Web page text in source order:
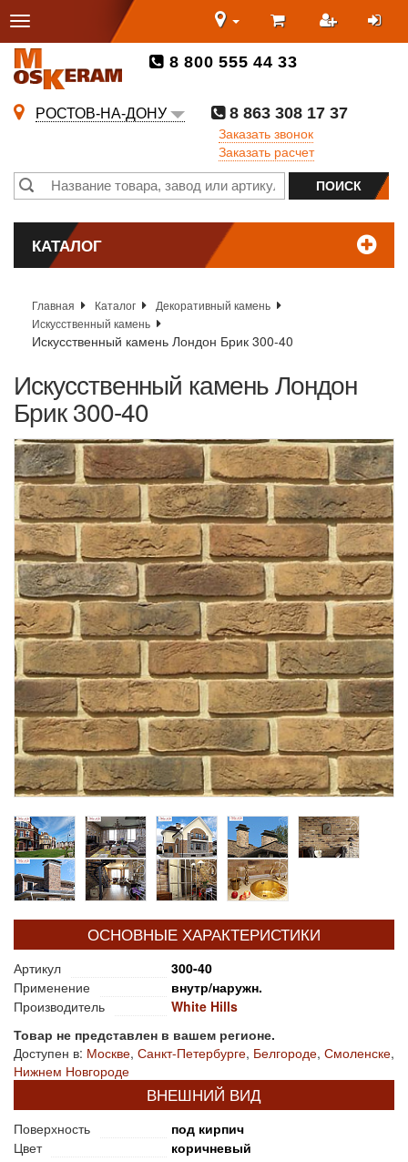
8 800 555 44 33
РОСТОВ-НА-ДОНУ
8 863 308 17 37
Заказать звонок
Заказать расчет
КАТАЛОГ
Главная Каталог
Декоративный камень
Искусственный камень
Искусственный камень Лондон Брик 300-40
Искусственный камень Лондон
Брик 300-40
ОСНОВНЫЕ ХАРАКТЕРИСТИКИ
Артикул
300-40
Применение
внутр/наружн.
Производитель
White Hills
Товар не представлен в вашем регионе.
Доступен в: Москве, Санкт-Петербурге, Белгороде, Смоленске,
Нижнем Новгороде
ВНЕШНИЙ ВИД
Поверхность
под кирпич
Цвет
коричневый